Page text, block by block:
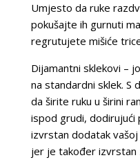
Umjesto da ruke
pokušajte ih gurnuti
regrutujete mišiće
Dijamantni sklekovi –
na standardni sklek. S
da širite ruku u širini
ispod grudi, dodirujući
izvrstan dodatak
jer je također izvrstan